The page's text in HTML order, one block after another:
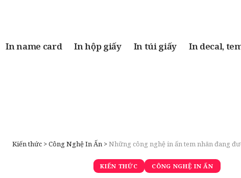
In name card In hộp giấy In túi giấy In decal,
Kiến thức>Công Nghệ In Ấn>Những công nghệ in ấn tem nhãn đang
KIẾN THỨC CÔNG NGHỆ IN ẤN